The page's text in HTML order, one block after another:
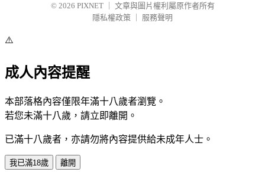
© 2026 PIXNET
文章與圖片權利屬原作者所有
隱私權政策
服務聲明
⚠️
成人內容提醒
本部落格內容僅限年滿十八歲者瀏覽。
若您未滿十八歲，請立即離開。
已滿十八歲者，亦請勿將內容提供給未成年人士。
我已滿18歲 離開